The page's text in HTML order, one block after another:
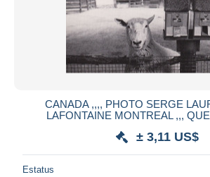
CANADA ,,,, PHOTO SERGE
LAFONTAINE MONTREAL ,,,
± 3,11 US$
Estatus